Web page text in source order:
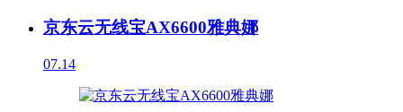
京东云无线宝AX6600雅典娜
07.14